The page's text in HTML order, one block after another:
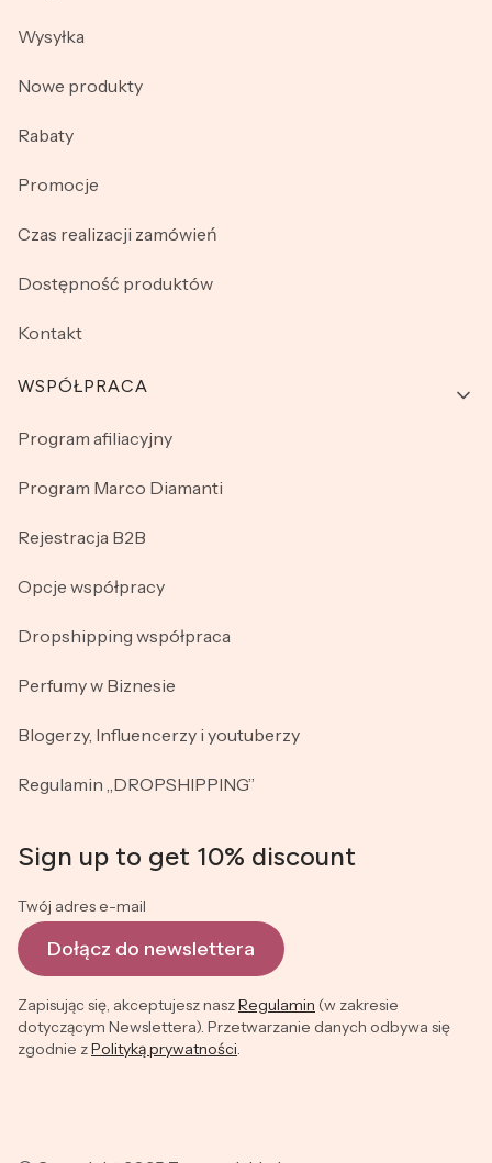
Wysyłka
Nowe produkty
Rabaty
Promocje
Czas realizacji zamówień
Dostępność produktów
Kontakt
WSPÓŁPRACA
Program afiliacyjny
Program Marco Diamanti
Rejestracja B2B
Opcje współpracy
Dropshipping współpraca
Perfumy w Biznesie
Blogerzy, Influencerzy i youtuberzy
Regulamin „DROPSHIPPING”
Sign up to get 10% discount
Twój adres e-mail
Dołącz do newslettera
Zapisując się, akceptujesz naszRegulamin (w zakresie
dotyczącym Newslettera). Przetwarzanie danych odbywa się
zgodnie zPolityką prywatności.